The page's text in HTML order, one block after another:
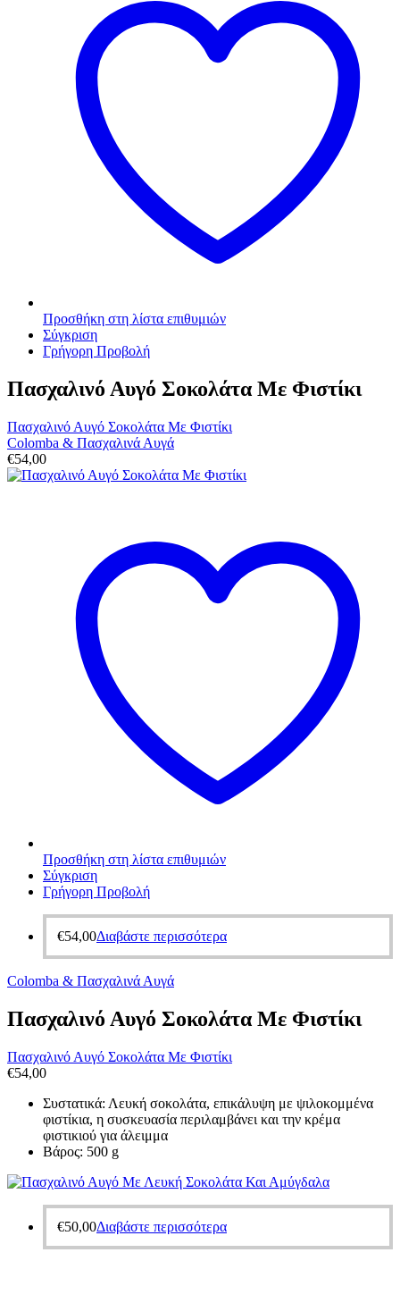
Προσθήκη στη λίστα επιθυμιών
Σύγκριση
Γρήγορη Προβολή
Πασχαλινό Αυγό Σοκολάτα Με Φιστίκι
Πασχαλινό Αυγό Σοκολάτα Με Φιστίκι
Colomba & Πασχαλινά Αυγά
€54,00
Προσθήκη στη λίστα επιθυμιών
Σύγκριση
Γρήγορη Προβολή
€54,00Διαβάστε περισσότερα
Colomba & Πασχαλινά Αυγά
Πασχαλινό Αυγό Σοκολάτα Με Φιστίκι
Πασχαλινό Αυγό Σοκολάτα Με Φιστίκι
€54,00
Συστατικά: Λευκή σοκολάτα, επικάλυψη με ψιλοκομμένα
φιστίκια, η συσκευασία περιλαμβάνει και την κρέμα
φιστικιού για άλειμμα
Βάρος: 500 g
€50,00Διαβάστε περισσότερα